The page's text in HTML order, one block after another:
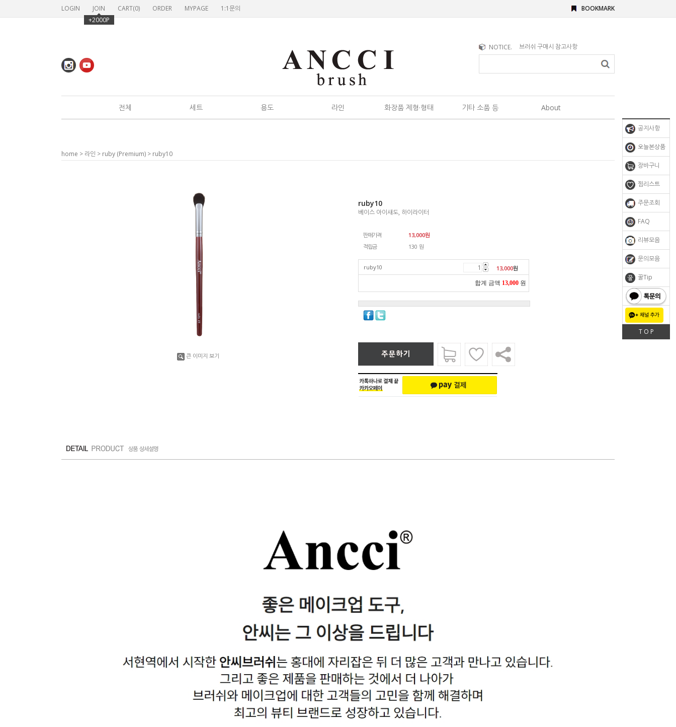
공지사항
오늘본상품
장바구니
찜리스트
주문조회
FAQ
리뷰모음
문의모음
꿀Tip
톡문의
T O P
LOGIN
JOIN
+2000P
CART(0) ORDER MYPAGE 1:1문의 BOOKMARK
NOTICE.
문의사항이 있을 때
브러쉬 구매시 참고사항
전체 세트 용도 라인 화장품 제형·형태 기타 소품 등 About
home > 라인 > ruby (Premium) > ruby10
큰 이미지 보기
ruby10
베이스 아이섀도, 하이라이터
판매가격 13,000원
적립금
130 원
ruby10 13,000원
합계 금액 13,000 원